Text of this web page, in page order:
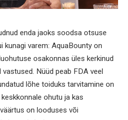
enda jaoks soodsa otsuse
kunagi varem: AquaBounty on
osakonnas üles kerkinud
Nüüd peab FDA veel
lõhe toiduks tarvitamine on
ohutu ja kas
on looduses või